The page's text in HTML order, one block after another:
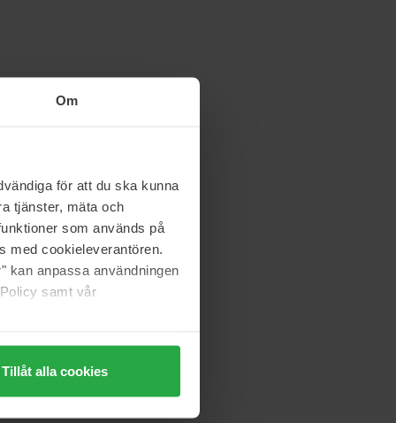
Om
för att du ska kunna
tjänster, mäta och
som används på
med cookieleverantören.
kan anpassa användningen
samt vår
Tillåt alla cookies